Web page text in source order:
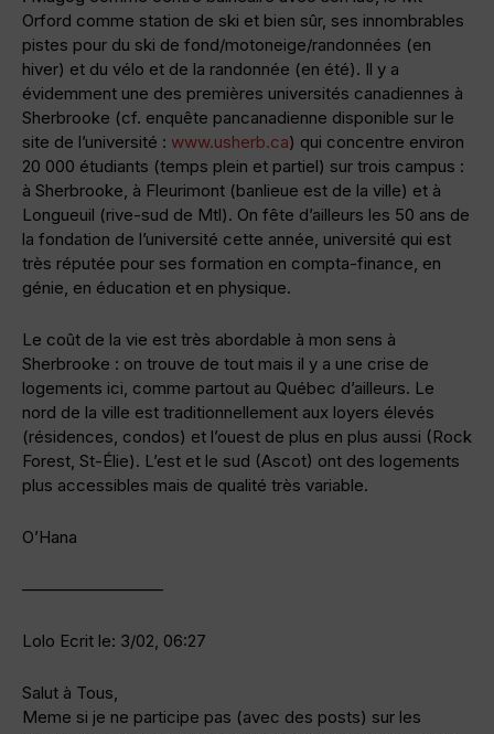
Orford comme station de ski et bien sûr, ses innombrables
pistes pour du ski de fond/motoneige/randonnées (en
hiver) et du vélo et de la randonnée (en été). Il y a
évidemment une des premières universités canadiennes à
Sherbrooke (cf. enquête pancanadienne disponible sur le
site de l’université : www.usherb.ca) qui concentre environ
20 000 étudiants (temps plein et partiel) sur trois campus :
à Sherbrooke, à Fleurimont (banlieue est de la ville) et à
Longueuil (rive-sud de Mtl). On fête d’ailleurs les 50 ans de
la fondation de l’université cette année, université qui est
très réputée pour ses formation en compta-finance, en
génie, en éducation et en physique.
Le coût de la vie est très abordable à mon sens à
Sherbrooke : on trouve de tout mais il y a une crise de
logements ici, comme partout au Québec d’ailleurs. Le
nord de la ville est traditionnellement aux loyers élevés
(résidences, condos) et l’ouest de plus en plus aussi (Rock
Forest, St-Élie). L’est et le sud (Ascot) ont des logements
plus accessibles mais de qualité très variable.
O’Hana
————————–
Lolo Ecrit le: 3/02, 06:27
Salut à Tous,
Meme si je ne participe pas (avec des posts) sur les